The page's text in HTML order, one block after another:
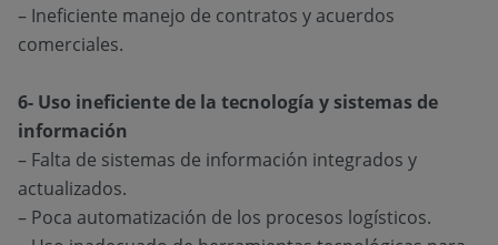
– Ineficiente manejo de contratos y acuerdos
comerciales.
6- Uso ineficiente de la tecnología y sistemas de
información
– Falta de sistemas de información integrados y
actualizados.
– Poca automatización de los procesos logísticos.